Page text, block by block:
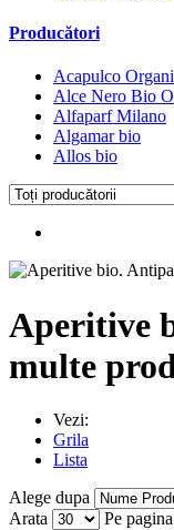
Producători
Acapulco
Alce Nero Bio
Alfaparf Milano
Algamar bio
Allos bio
Aperitive
multe
Vezi:
Grila
Lista
Alege dupa
Arata
Pe pagina